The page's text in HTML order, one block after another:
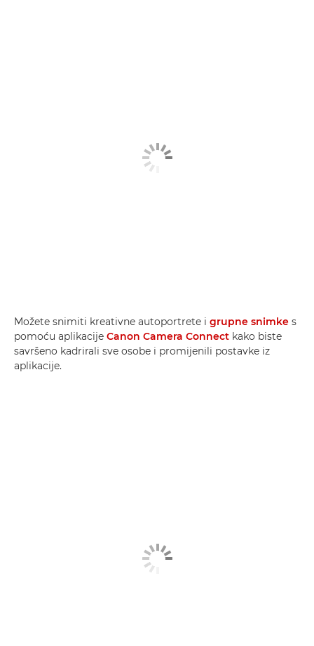
Možete snimiti kreativne autoportrete i grupne snimke s
pomoću aplikacije Canon Camera Connect kako biste
savršeno kadrirali sve osobe i promijenili postavke iz
aplikacije.